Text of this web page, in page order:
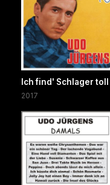
Ich find' Schlager toll
2017